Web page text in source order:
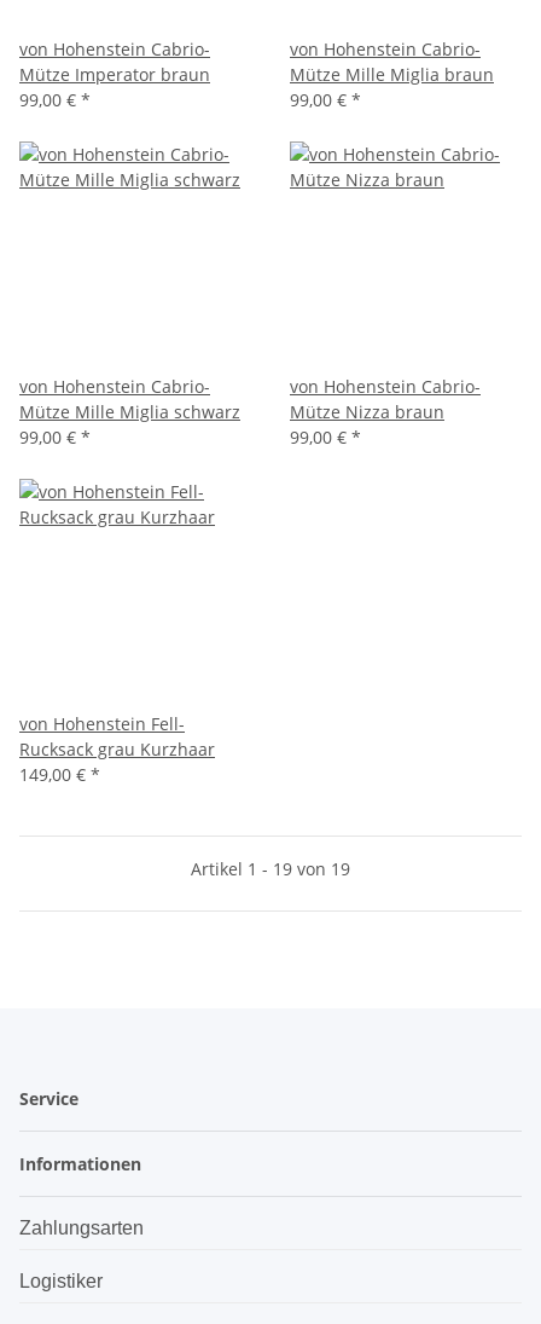
von Hohenstein Cabrio-
Mütze Imperator braun
99,00 € *
von Hohenstein Cabrio-
Mütze Mille Miglia braun
99,00 € *
von Hohenstein Cabrio-
Mütze Mille Miglia schwarz
99,00 € *
von Hohenstein Cabrio-
Mütze Nizza braun
99,00 € *
von Hohenstein Fell-
Rucksack grau Kurzhaar
149,00 € *
Artikel 1 - 19 von 19
Service
Informationen
Zahlungsarten
Logistiker